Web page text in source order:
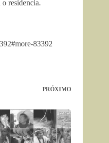
o residencia.
83392
PRÓXIMO